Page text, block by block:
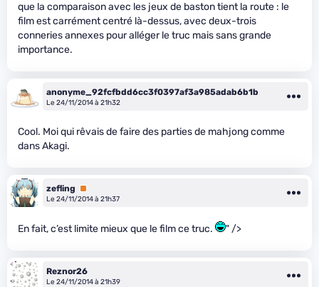
que la comparaison avec les jeux de baston tient la route : le
film est carrément centré là-dessus, avec deux-trois
conneries annexes pour alléger le truc mais sans grande
importance.
anonyme_92fcfbdd6cc3f0397af3a985adab6b1b
Le 24/11/2014 à 21h32
Cool. Moi qui rêvais de faire des parties de mahjong comme
dans Akagi.
zefling
Premium
Le 24/11/2014 à 21h37
En fait, c’est limite mieux que le film ce truc. " />
Reznor26
Le 24/11/2014 à 21h39